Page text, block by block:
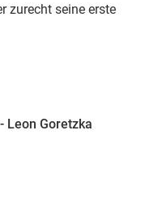
zurecht seine erste
Leon Goretzka